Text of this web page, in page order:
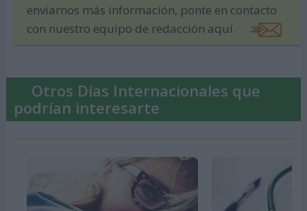
enviarnos más información, ponte en contacto
con nuestro equipo de redacción aquí.
Otros Días Internacionales que
podrían interesarte